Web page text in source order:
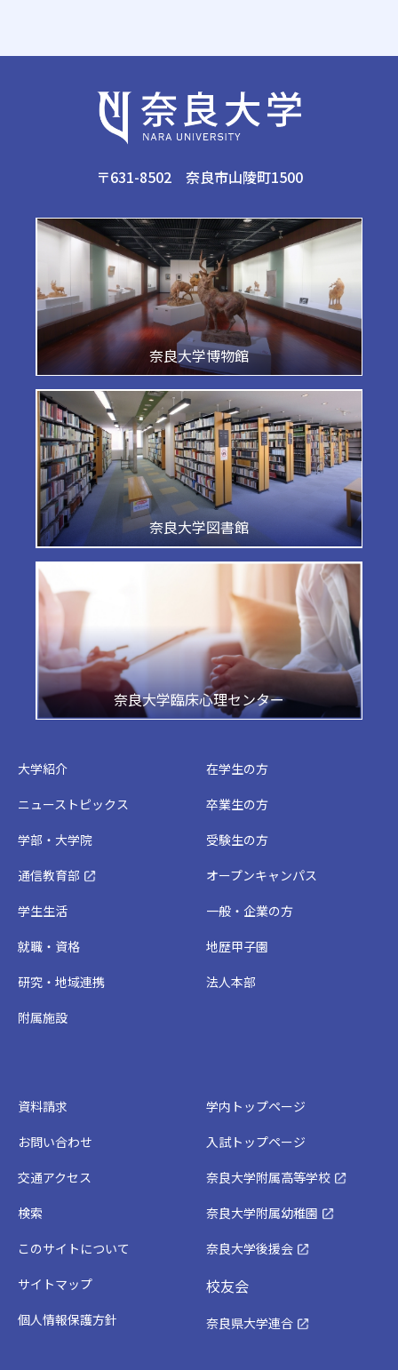
〒631-8502 奈良市山陵町1500
奈良大学博物館
奈良大学図書館
奈良大学臨床心理センター
大学紹介
ニューストピックス
学部・大学院
通信教育部
学生生活
就職・資格
研究・地域連携
附属施設
在学生の方
卒業生の方
受験生の方
オープンキャンパス
一般・企業の方
地歴甲子園
法人本部
資料請求
お問い合わせ
交通アクセス
検索
このサイトについて
サイトマップ
個人情報保護方針
学内トップページ
入試トップページ
奈良大学附属高等学校
奈良大学附属幼稚園
奈良大学後援会
校友会
奈良県大学連合